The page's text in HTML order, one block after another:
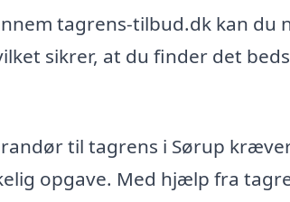
tagrens-tilbud.dk kan du
sikrer, at du finder det
til tagrens i Sørup
opgave. Med hjælp fra